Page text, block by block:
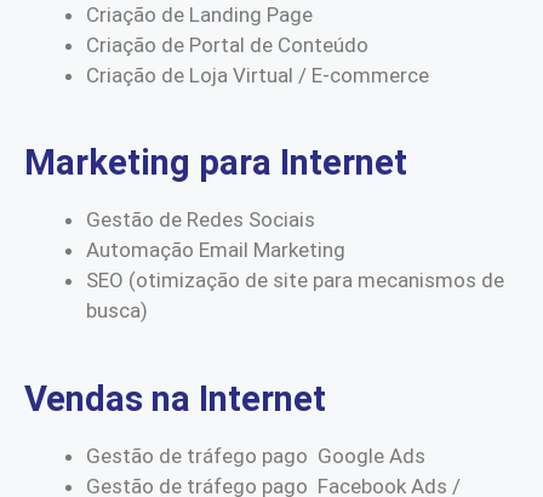
Criação de Landing Page
Criação de Portal de Conteúdo
Criação de Loja Virtual / E-commerce
Marketing para Internet
Gestão de Redes Sociais
Automação Email Marketing
SEO (otimização de site para mecanismos de
busca)
Vendas na Internet
Gestão de tráfego pago Google Ads
Gestão de tráfego pago Facebook Ads /